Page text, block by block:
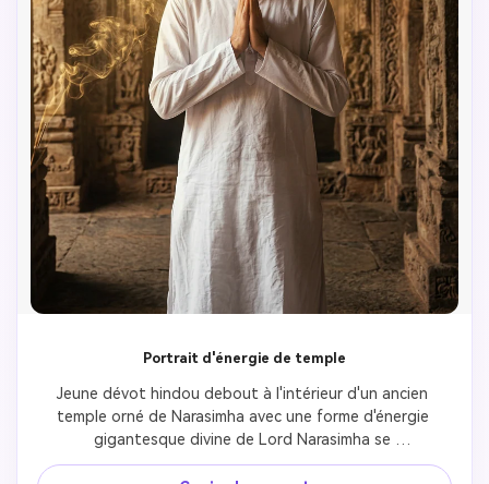
Portrait d'énergie de temple
Jeune dévot hindou debout à l'intérieur d'un ancien
temple orné de Narasimha avec une forme d'énergie
gigantesque divine de Lord Narasimha se
manifestant derrière lui, fumée mystique dorée